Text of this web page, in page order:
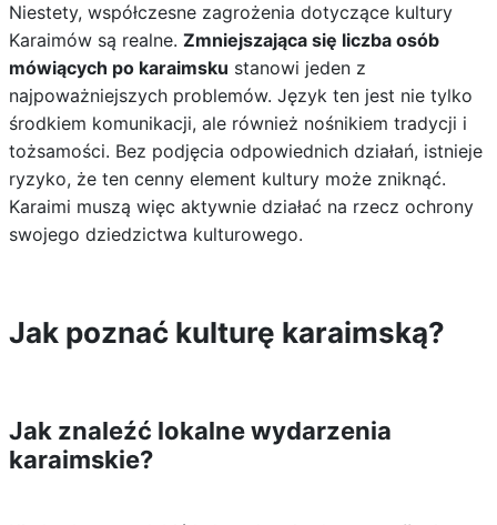
Niestety, współczesne zagrożenia dotyczące kultury
Karaimów są realne. Zmniejszająca się liczba osób
mówiących po karaimsku stanowi jeden z
najpoważniejszych problemów. Język ten jest nie tylko
środkiem komunikacji, ale również nośnikiem tradycji i
tożsamości. Bez podjęcia odpowiednich działań, istnieje
ryzyko, że ten cenny element kultury może zniknąć.
Karaimi muszą więc aktywnie działać na rzecz ochrony
swojego dziedzictwa kulturowego.
Jak poznać kulturę karaimską?
Jak znaleźć lokalne wydarzenia
karaimskie?